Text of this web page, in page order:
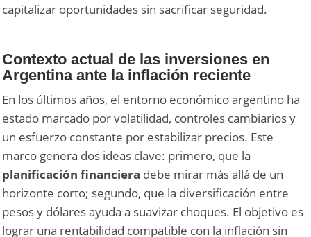
capitalizar oportunidades sin sacrificar seguridad.
Contexto actual de las inversiones en
Argentina ante la inflación reciente
En los últimos años, el entorno económico argentino ha
estado marcado por volatilidad, controles cambiarios y
un esfuerzo constante por estabilizar precios. Este
marco genera dos ideas clave: primero, que la
planificación financiera debe mirar más allá de un
horizonte corto; segundo, que la diversificación entre
pesos y dólares ayuda a suavizar choques. El objetivo es
lograr una rentabilidad compatible con la inflación sin